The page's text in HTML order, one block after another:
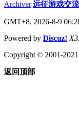
Archiver|远征游戏交
GMT+8, 2026-8-9
Powered by Discuz!
Copyright © 2001-
返回顶部